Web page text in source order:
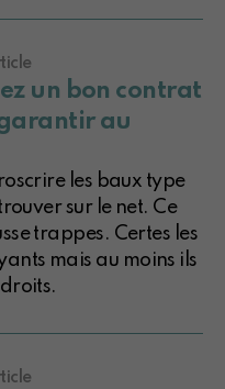
un bon contrat
au
les baux type
sur le net. Ce
trappes. Certes les
mais au moins ils